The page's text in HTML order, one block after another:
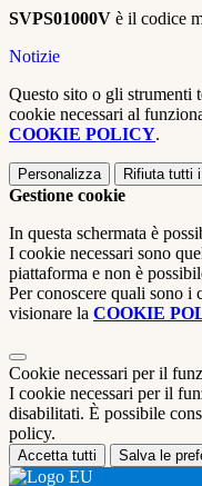
SVPS01000V è il codice
Notizie
Questo sito o gli strumenti
cookie necessari al
COOKIE POLICY.
Personalizza Rifiuta tutti
Gestione cookie
In questa schermata è
I cookie necessari sono
piattaforma e non è
Per conoscere quali sono i
visionare la COOKIE
Cookie necessari per il
I cookie necessari per il
disabilitati. È possibile
policy.
Accetta tutti Salva le